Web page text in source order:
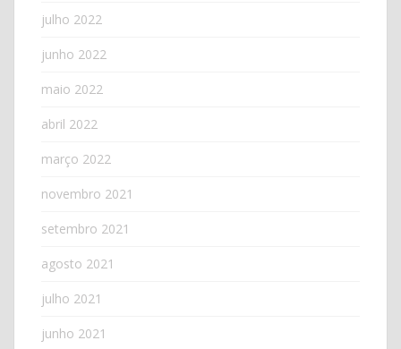
julho 2022
junho 2022
maio 2022
abril 2022
março 2022
novembro 2021
setembro 2021
agosto 2021
julho 2021
junho 2021